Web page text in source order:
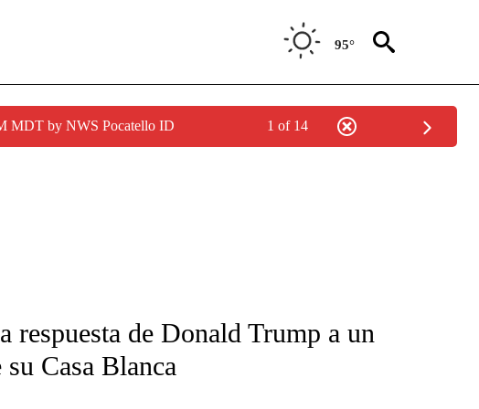
95°
MDT by NWS Pocatello ID 1 of 14
NOTIFICATIONS ABOUT NEW PAGES ON "CNN-SPANISH".
de Donald Trump a un
Casa Blanca